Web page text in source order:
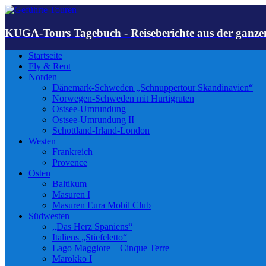
KUGA-Tours Tagebuch - Reiseberichte aus der
Startseite
Fly & Rent
Norden
Dänemark-Schweden „Schnuppertour Skandinavien“
Norwegen-Schweden mit Hurtigruten
Ostsee-Umrundung
Ostsee-Umrundung II
Schottland-Irland-London
Westen
Frankreich
Provence
Osten
Baltikum
Masuren I
Masuren Eura Mobil Club
Südwesten
„Das Herz Spaniens“
Italiens „Stiefeletto“
Lago Maggiore – Cinque Terre
Marokko I